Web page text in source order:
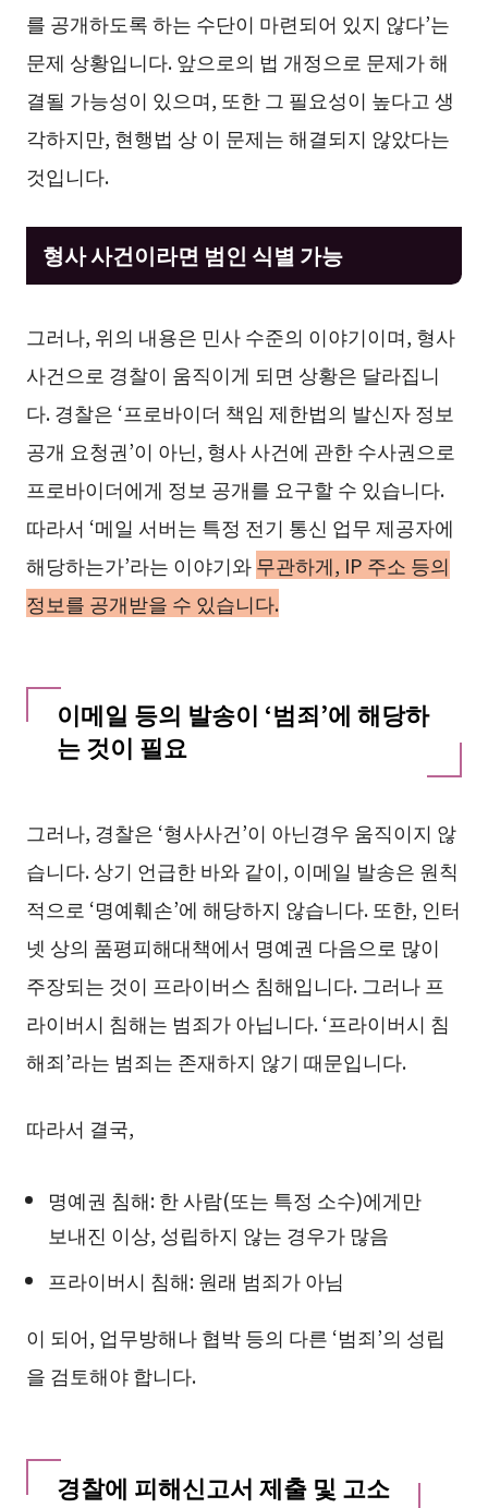
를 공개하도록 하는 수단이 마련되어 있지 않다’는
문제 상황입니다. 앞으로의 법 개정으로 문제가 해
결될 가능성이 있으며, 또한 그 필요성이 높다고 생
각하지만, 현행법 상 이 문제는 해결되지 않았다는
것입니다.
형사 사건이라면 범인 식별 가능
그러나, 위의 내용은 민사 수준의 이야기이며, 형사
사건으로 경찰이 움직이게 되면 상황은 달라집니
다. 경찰은 ‘프로바이더 책임 제한법의 발신자 정보
공개 요청권’이 아닌, 형사 사건에 관한 수사권으로
프로바이더에게 정보 공개를 요구할 수 있습니다.
따라서 ‘메일 서버는 특정 전기 통신 업무 제공자에
해당하는가’라는 이야기와무관하게, IP 주소 등의
정보를 공개받을 수 있습니다.
이메일 등의 발송이 ‘범죄’에 해당하
는 것이 필요
그러나, 경찰은 ‘형사사건’이 아닌경우 움직이지 않
습니다. 상기 언급한 바와 같이, 이메일 발송은 원칙
적으로 ‘명예훼손’에 해당하지 않습니다. 또한, 인터
넷 상의 품평피해대책에서 명예권 다음으로 많이
주장되는 것이 프라이버스 침해입니다. 그러나 프
라이버시 침해는 범죄가 아닙니다. ‘프라이버시 침
해죄’라는 범죄는 존재하지 않기 때문입니다.
따라서 결국,
명예권 침해: 한 사람(또는 특정 소수)에게만
보내진 이상, 성립하지 않는 경우가 많음
프라이버시 침해: 원래 범죄가 아님
이 되어, 업무방해나 협박 등의 다른 ‘범죄’의 성립
을 검토해야 합니다.
경찰에 피해신고서 제출 및 고소